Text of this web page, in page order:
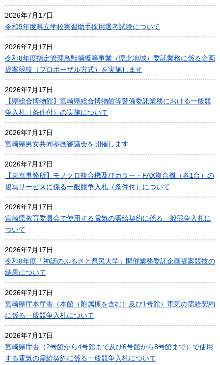
2026年7月17日
令和9年度県立学校実習助手採用選考試験について
2026年7月17日
令和8年度指定管理鳥獣捕獲等事業（県北地域）委託業務に係る企画
提案競技（プロポーザル方式）を実施します
2026年7月17日
【県総合博物館】宮崎県総合博物館等警備委託業務における一般競
争入札（条件付）の実施について
2026年7月17日
宮崎県男女共同参画審議会を開催します
2026年7月17日
【東京事務所】モノクロ複合機及びカラー・FAX複合機（各1台）の
複写サービスに係る一般競争入札（条件付）について
2026年7月17日
宮崎県教育委員会で使用する電気の需給契約に係る一般競争入札に
ついて
2026年7月17日
令和8年度「神話のふるさと県民大学」開催業務委託企画提案競技の
結果について
2026年7月17日
宮崎県庁本庁舎（本館（附属棟を含む）及び1号館）電気の需給契約
に係る一般競争入札について
2026年7月17日
宮崎県庁舎（2号館から4号館まで及び6号館から8号館まで）で使用
する電気の需給契約に係る一般競争入札について